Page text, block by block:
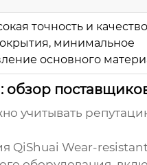
точность и качество
минимальное
основного
обзор
учитывать
QiShuai Wear-